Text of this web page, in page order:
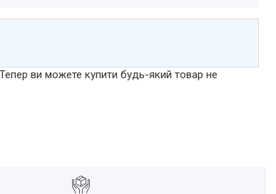
Тепер ви можете купити будь-який товар не